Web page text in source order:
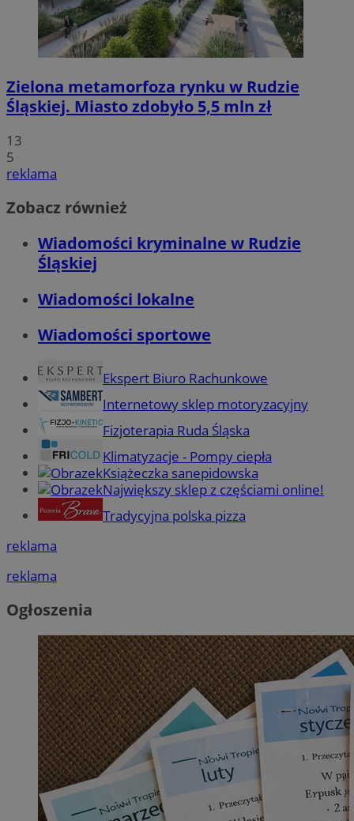
Zielona metamorfoza rynku w Rudzie
Śląskiej. Miasto zdobyło 5,5 mln zł
13
5
reklama
Zobacz również
Wiadomości kryminalne w Rudzie
Śląskiej
Wiadomości lokalne
Wiadomości sportowe
Ekspert Biuro Rachunkowe
Internetowy sklep motoryzacyjny
Fizjoterapia Ruda Śląska
Klimatyzacje - Pompy ciepła
Książeczka sanepidowska
Największy sklep z częściami online!
Tradycyjna polska pizza
reklama
reklama
Ogłoszenia